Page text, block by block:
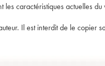
les caractéristiques actuelles
Il est interdit de le copier